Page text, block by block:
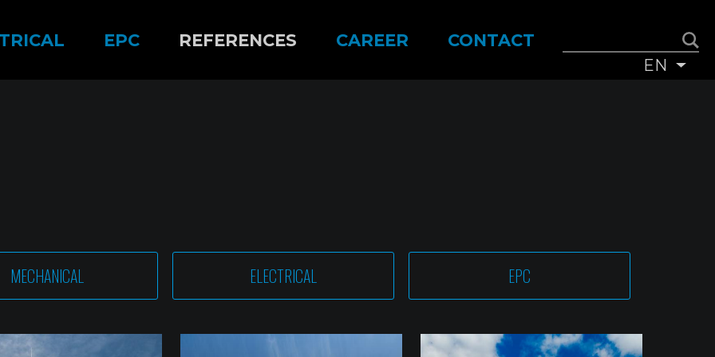
EPC REFERENCES CAREER CONTACT
EN List
MECHANICAL ELECTRICAL EPC